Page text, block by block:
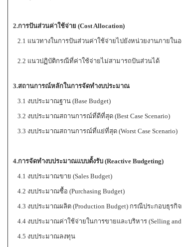
2.การปันส่วนค่าใช้จ่าย (Cost Allocation)
2.1 แนวทางในการปันส่วนค่าใช้จ่ายไปยังหน่วยงานภายใน
2.2 แนวปฏิบัติกรณีที่ค่าใช้จ่ายไม่สามารถปันส่วนได้
3.สถานการณ์หลักในการจัดทำงบประมาณ
3.1 งบประมาณฐาน (Base Budget)
3.2 งบประมาณสถานการณ์ที่ดีที่สุด (Best Case Scenario)
3.3 งบประมาณสถานการณ์ที่แย่ที่สุด (Worst Case Scenario)
4.การจัดทำงบประมาณแบบตั้งรับ (Reactive Budgeting)
4.1 งบประมาณขาย (Sales Budget)
4.2 งบประมาณซื้อ (Purchasing Budget)
4.3 งบประมาณผลิต (Production Budget) กรณีประกอบธุรกิ
4.4 งบประมาณค่าใช้จ่ายในการขายและบริหาร (Selling and
4.5 งบประมาณลงทุน